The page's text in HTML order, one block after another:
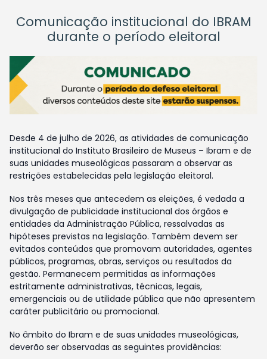
Comunicação institucional do IBRAM
durante o período eleitoral
Desde 4 de julho de 2026, as atividades de comunicação
institucional do Instituto Brasileiro de Museus – Ibram e de
suas unidades museológicas passaram a observar as
restrições estabelecidas pela legislação eleitoral.
Nos três meses que antecedem as eleições, é vedada a
divulgação de publicidade institucional dos órgãos e
entidades da Administração Pública, ressalvadas as
hipóteses previstas na legislação. Também devem ser
evitados conteúdos que promovam autoridades, agentes
públicos, programas, obras, serviços ou resultados da
gestão. Permanecem permitidas as informações
estritamente administrativas, técnicas, legais,
emergenciais ou de utilidade pública que não apresentem
caráter publicitário ou promocional.
No âmbito do Ibram e de suas unidades museológicas,
deverão ser observadas as seguintes providências: